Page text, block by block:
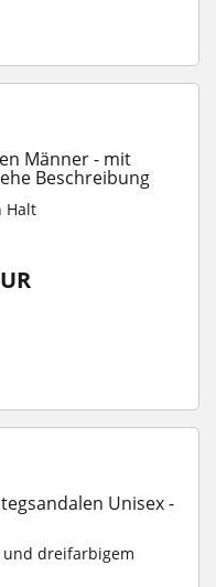
Männer - mit
Beschreibung
Halt
Unisex -
dreifarbigem